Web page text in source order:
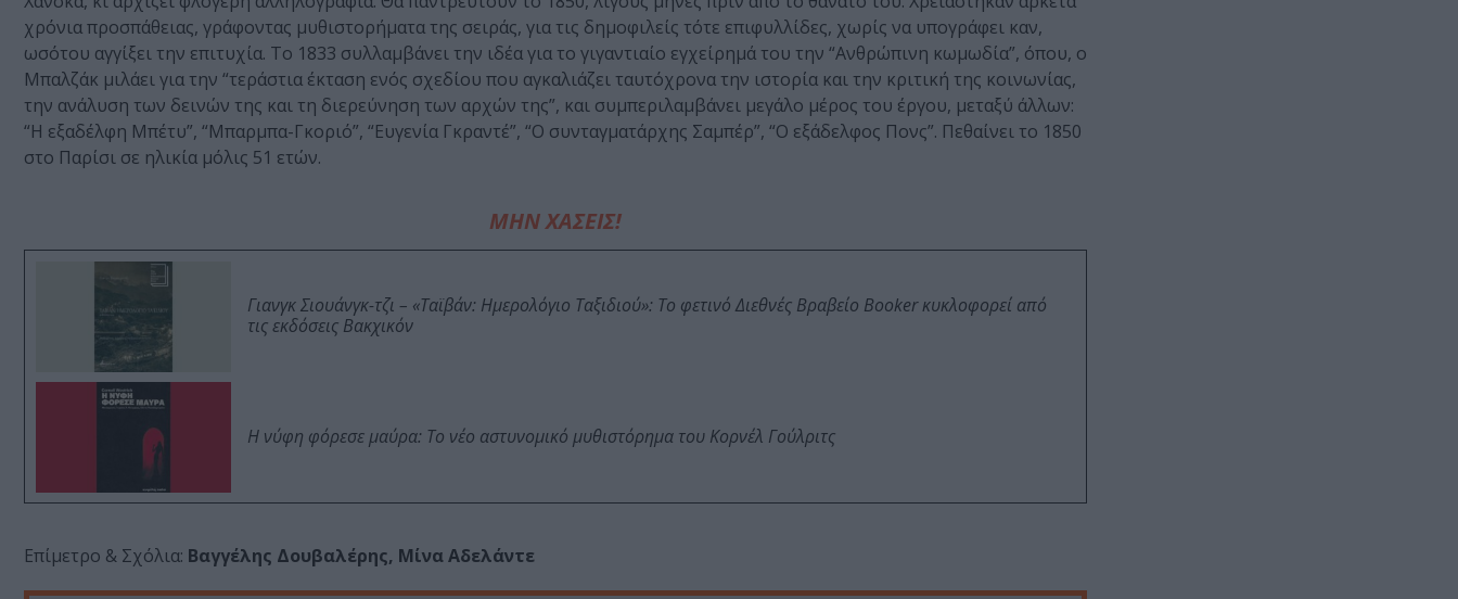
χρόνια προσπάθειας, γράφοντας μυθιστορήματα της σειράς, για τις δημοφιλείς τότε επιφυλλίδες, χωρίς να υπογράφει καν,
ωσότου αγγίξει την επιτυχία. Το 1833 συλλαμβάνει την ιδέα για το γιγαντιαίο εγχείρημά του την “Ανθρώπινη κωμωδία”, όπου, ο
Μπαλζάκ μιλάει για την “τεράστια έκταση ενός σχεδίου που αγκαλιάζει ταυτόχρονα την ιστορία και την κριτική της κοινωνίας,
την ανάλυση των δεινών της και τη διερεύνηση των αρχών της”, και συμπεριλαμβάνει μεγάλο μέρος του έργου, μεταξύ άλλων:
“Η εξαδέλφη Μπέτυ”, “Μπαρμπα-Γκοριό”, “Ευγενία Γκραντέ”, “Ο συνταγματάρχης Σαμπέρ”, “Ο εξάδελφος Πονς”. Πεθαίνει το 1850
στο Παρίσι σε ηλικία μόλις 51 ετών.
ΜΗΝ ΧΑΣΕΙΣ!
Γιανγκ Σιουάνγκ-τζι – «Ταϊβάν: Ημερολόγιο Ταξιδιού»: Το φετινό Διεθνές Βραβείο Booker κυκλοφορεί από
τις εκδόσεις Βακχικόν
Η νύφη φόρεσε μαύρα: Το νέο αστυνομικό μυθιστόρημα του Κορνέλ Γούλριτς
Επίμετρο & Σχόλια: Βαγγέλης Δουβαλέρης, Μίνα Αδελάντε